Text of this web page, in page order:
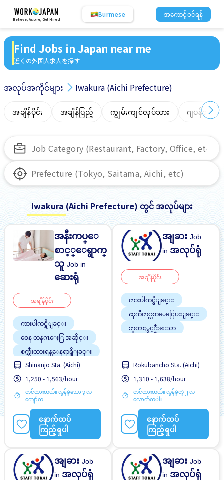
Believe, Aspire, Get Hired
Burmese အကောင့်ဝင်ရန်
Find Jobs in Japan near me
近くの外国人求人を探す
အလုပ်အကိုင်များ Iwakura (Aichi Prefecture)
အချိန်ပိုင်း အချိန်ပြည့် ကျွမ်းကျင်လုပ်သား ဂျပန်ဘာသ
Iwakura (Aichi Prefecture) တွင် အလုပ်များ
အနီးကပ္ေ
စာင့္ေရွာက္
သူJob in
ဆေးရုံ
အချိန်ပိုင်း
ကားပါကင္ရွိျခင္း
စေန တနဂၤေႏြ အဆိုင္း
စက္ဘီးထားရန္ေနရာရွိျခင္း
ညအဆိုင္း
နိုင်ငံခြားသားများအတွက်
လေ့ကျင့်သင်ကြားနိုင်မည့်
လက်စွဲစာအုပ်ရှိသည်
ၾကိဳတင္လစာေငြေပးျခင္း
ဘူတာႏွင့္နီးေသာ
လမ္းစရိတ္ေပးသည္
အချိန်ပြည့် အလုပ်လုပ်ခွင့်ရ
ရန် အခွင့်အရေးရှိသည်
Shinanjo Sta. (Aichi)
1,250 - 1,563/hour
တင်ထားတယ်။ လွန်ခဲ့သော ၃ လ
ကျော်က
နောက်ထပ်
ကြည့်ရှုပါ
အျခားJob
in အလုပ်ရုံ
အချိန်ပိုင်း
ကားပါကင္ရွိျခင္း
ၾကိဳတင္လစာေငြေပးျခင္း
ဘူတာႏွင့္နီးေသာ
အမျိုးသား ပို၍လိုလားသည်
အလုပ္အေတြ႕အၾကံဳရွိရန္မ
ႏိုင္ငံျခားသားအလုပ္
Rokubancho Sta. (Aichi)
1,310 - 1,638/hour
တင်ထားတယ်။ လွန်ခဲ့တဲ့ ၂ လ
လောက်ကပါ။
နောက်ထပ်
ကြည့်ရှုပါ
အျခားJob
in အလုပ်ရုံ
အျခားJob
in အလုပ်ရုံ